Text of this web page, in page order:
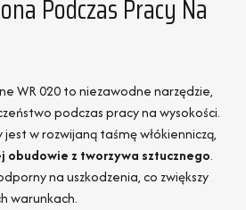
Podczas Pracy Na
WR 020 to niezawodne narzędzie,
podczas pracy na wysokości.
w rozwijaną taśmę włókienniczą,
obudowie z tworzywa sztucznego.
na uszkodzenia, co zwiększy
warunkach.